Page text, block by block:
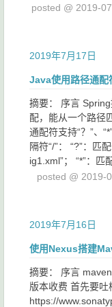
posted @ 2019-
2019年7月17日
Java使用路径通
摘要： 序言
配，能从一个路径
通配符支持“？”、
隔符“/”： “?”：匹
ig1.xml”； “*”：匹
posted @ 2019-
2019年7月16日
使用Nexus搭建
摘要： 序言
版本收费 首先要吐
https://